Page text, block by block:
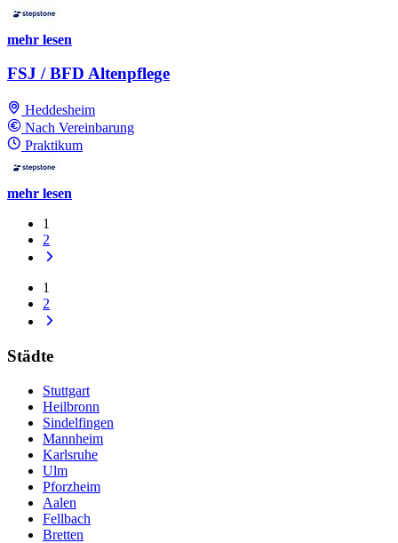
mehr lesen
FSJ / BFD Altenpflege
Heddesheim
Nach Vereinbarung
Praktikum
mehr lesen
1
2
1
2
Städte
Stuttgart
Heilbronn
Sindelfingen
Mannheim
Karlsruhe
Ulm
Pforzheim
Aalen
Fellbach
Bretten